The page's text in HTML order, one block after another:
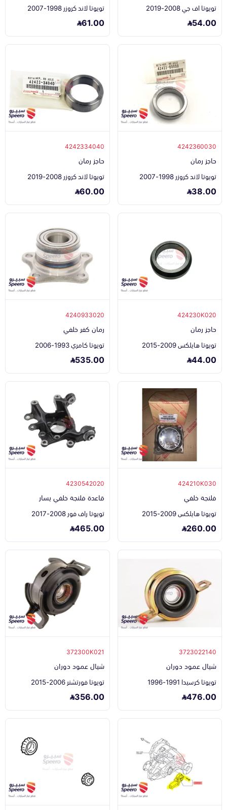
تويوتا اف جي 2008-2019
54.00
تويوتا لاند كروزر 1998-2007
61.00
4242360030
حاجز رمان
تويوتا لاند كروزر 1998-2007
38.00
4242334040
حاجز رمان
تويوتا لاند كروزر 2008-2019
60.00
424230K020
حاجز رمان
تويوتا هايلكس 2009-2015
44.00
4240933020
رمان كفر خلفي
تويوتا كامري 1993-2006
535.00
424210K030
فلنجة خلفي
تويوتا هايلكس 2009-2015
260.00
4230542020
قاعدة فلنجة خلفي يسار
تويوتا راف فور 2008-2017
465.00
3723022140
شيال عمود دوران
تويوتا كرسيدا 1991-1996
476.00
372300K021
شيال عمود دوران
تويوتا فورتشنر 2006-2015
356.00